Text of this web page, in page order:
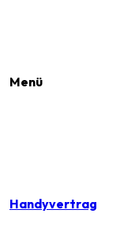
Menü
Handyvertrag